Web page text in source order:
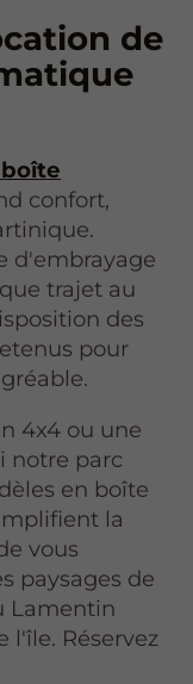
de
confort,
d'embrayage
trajet au
des
pour
4x4 ou une
notre parc
en boîte
la
vous
paysages de
Lamentin
l'île. Réservez